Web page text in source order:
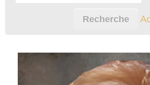
Liens utiles